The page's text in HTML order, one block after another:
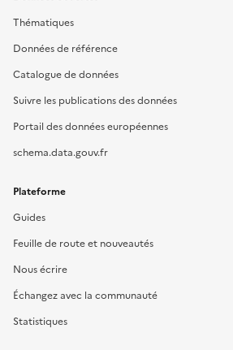
Thématiques
Données de référence
Catalogue de données
Suivre les publications des données
Portail des données européennes
schema.data.gouv.fr
Plateforme
Guides
Feuille de route et nouveautés
Nous écrire
Échangez avec la communauté
Statistiques